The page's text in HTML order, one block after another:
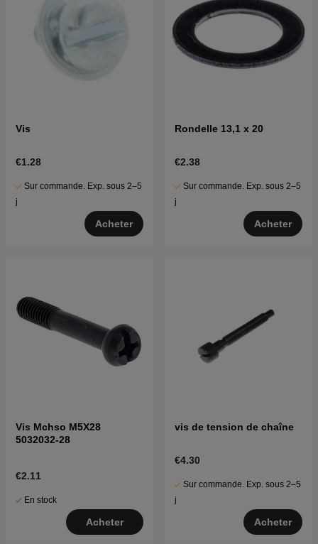
Vis
€1.28
Sur commande. Exp. sous 2–5
j
Acheter
Rondelle 13,1 x 20
€2.38
Sur commande. Exp. sous 2–5
j
Acheter
Vis Mchso M5X28
5032032-28
€2.11
En stock
Acheter
vis de tension de chaîne
€4.30
Sur commande. Exp. sous 2–5
j
Acheter